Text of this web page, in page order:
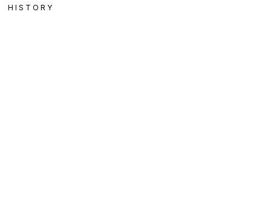
HISTORY